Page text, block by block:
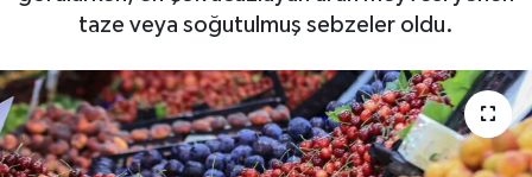
taze veya soğutulmuş sebzeler oldu.
Kültür Sanat
Magazin
Müzik